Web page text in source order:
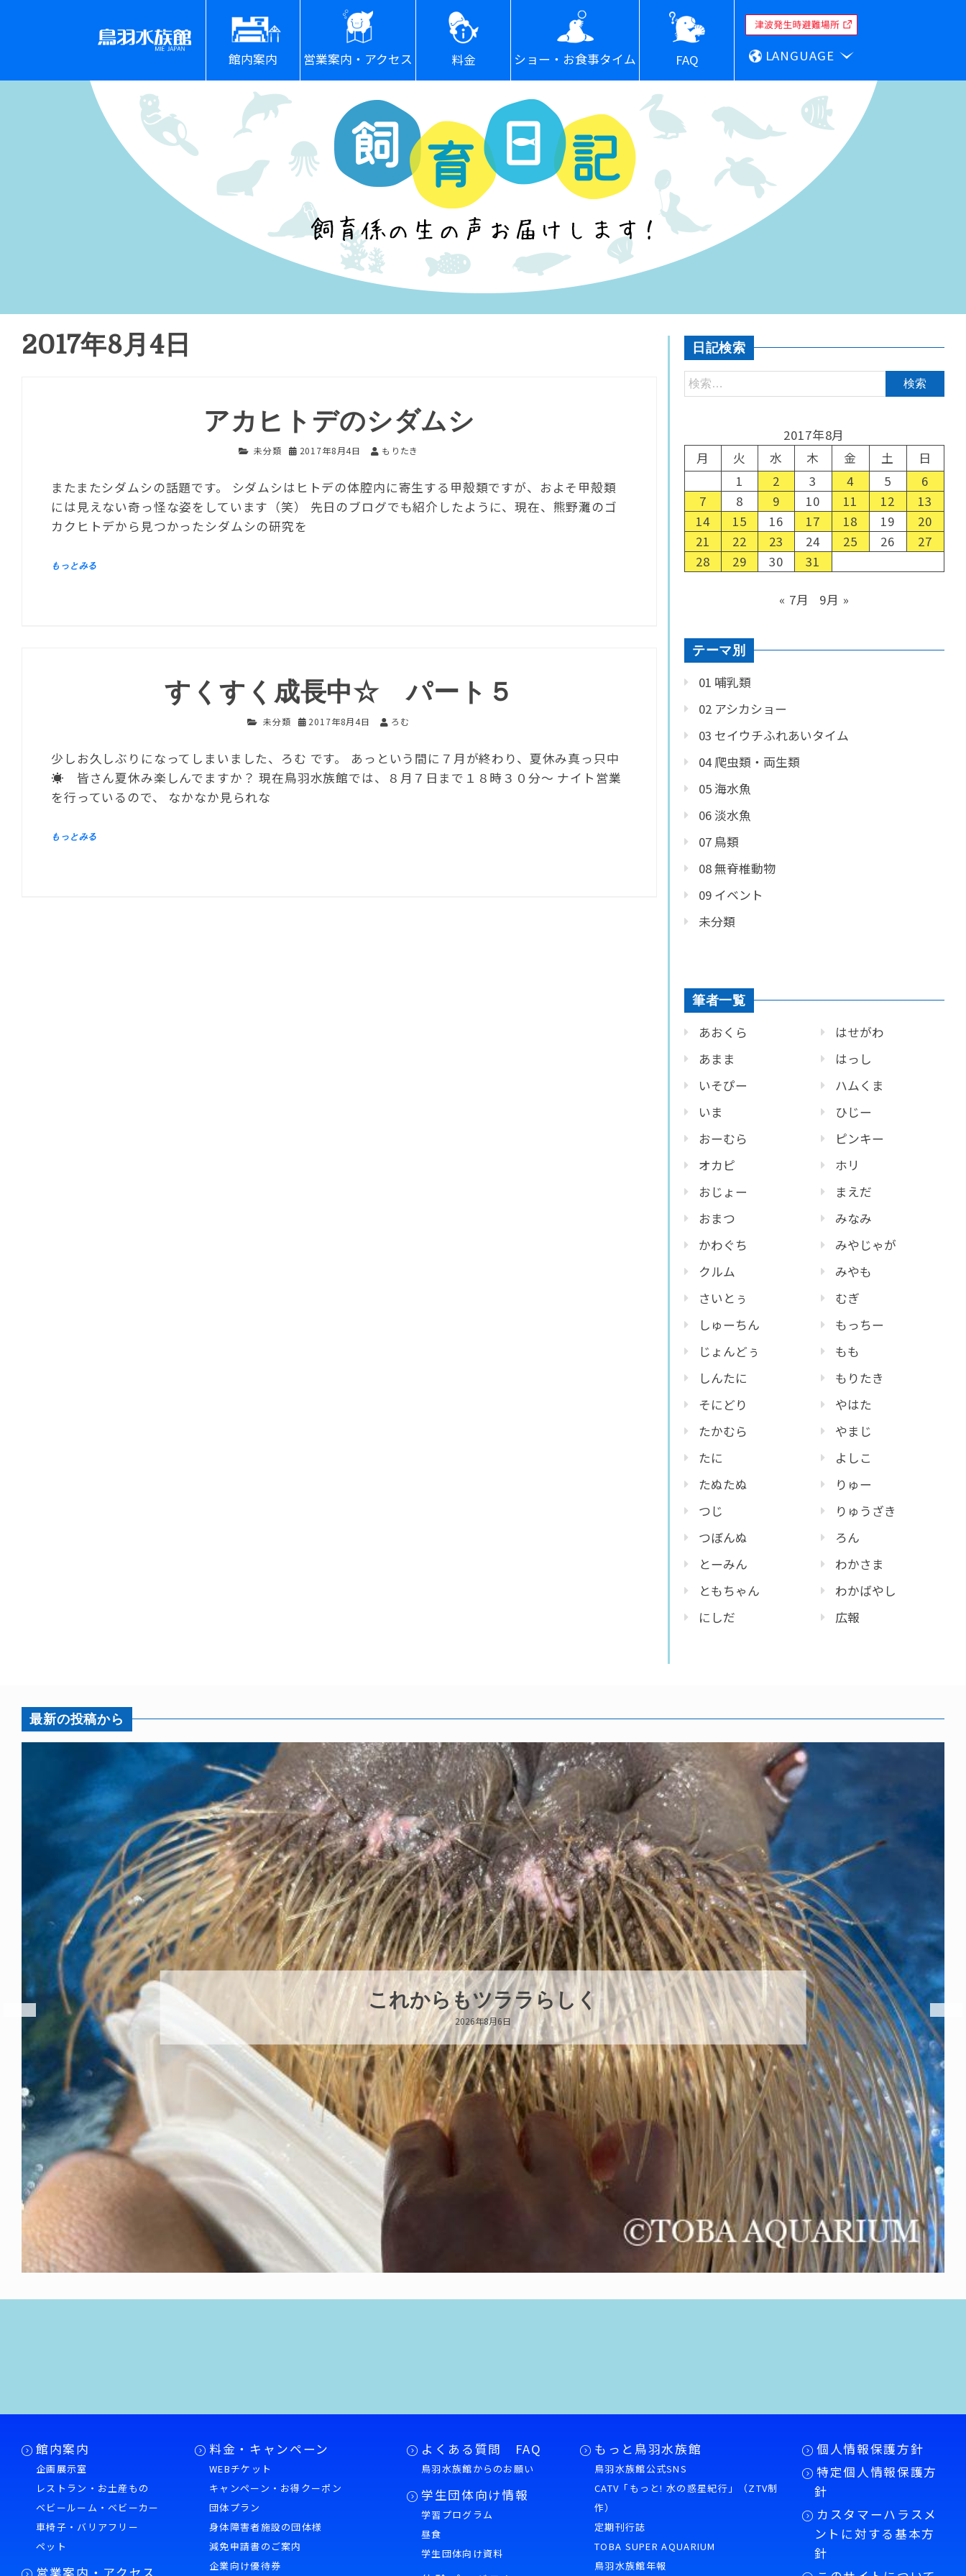
館内案内 営業案内・アクセス 料金 ショー・お食事タイム FAQ LANGUAGE
2017年8月4日
アカヒトデのシダムシ
未分類 2017年8月4日 もりたき
またまたシダムシの話題です。 シダムシはヒトデの体腔内に寄生する甲殻類ですが、およそ甲殻類
には見えない奇っ怪な姿をしています（笑） 先日のブログでも紹介したように、現在、熊野灘のゴ
カクヒトデから見つかったシダムシの研究を
すくすく成長中☆ パート５
未分類 2017年8月4日 ろむ
少しお久しぶりになってしまいました、ろむ です。 あっという間に７月が終わり、夏休み真っ只中
☀ 皆さん夏休み楽しんでますか？ 現在鳥羽水族館では、８月７日まで１８時３０分～ ナイト営業
を行っているので、 なかなか見られな
日記検索
2017年8月
月
火 水 木 金 土
日
1
2 3 4 5
6
7
8 9 10 11 12
13
14
15 16 17 18 19
20
21
22 23 24 25 26
27
28
29 30 31
« 7月 9月 »
テーマ別
01 哺乳類
02 アシカショー
03 セイウチふれあいタイム
04 爬虫類・両生類
05 海水魚
06 淡水魚
07 鳥類
08 無脊椎動物
09 イベント
未分類
筆者一覧
あおくら
あまま
いそぴー
いま
おーむら
オカピ
おじょー
おまつ
かわぐち
クルム
さいとぅ
しゅーちん
じょんどぅ
しんたに
そにどり
たかむら
たに
たぬたぬ
つじ
つぼんぬ
とーみん
ともちゃん
にしだ
はせがわ
はっし
ハムくま
ひじー
ピンキー
ホリ
まえだ
みなみ
みやじゃが
みやも
むぎ
もっちー
もも
もりたき
やはた
やまじ
よしこ
りゅー
りゅうざき
ろん
わかさま
わかばやし
広報
最新の投稿から
ハロー’s Birthday!!!
2026年8月6日
館内案内
企画展示室
レストラン・お土産もの
ベビールーム・ベビーカー
車椅子・バリアフリー
ペット
営業案内・アクセス
料金・キャンペーン
WEBチケット
キャンペーン・お得クーポン
団体プラン
身体障害者施設の団体様
減免申請書のご案内
企業向け優待券
よくある質問 FAQ
鳥羽水族館からのお願い
学生団体向け情報
学習プログラム
昼食
学生団体向け資料
もっと鳥羽水族館
鳥羽水族館公式SNS
CATV「もっと! 水の惑星紀行」（ZTV制
作）
定期刊行誌
TOBA SUPER AQUARIUM
鳥羽水族館年報
個人情報保護方針
特定個人情報保護方
針
カスタマーハラスメ
ントに対する基本方
針